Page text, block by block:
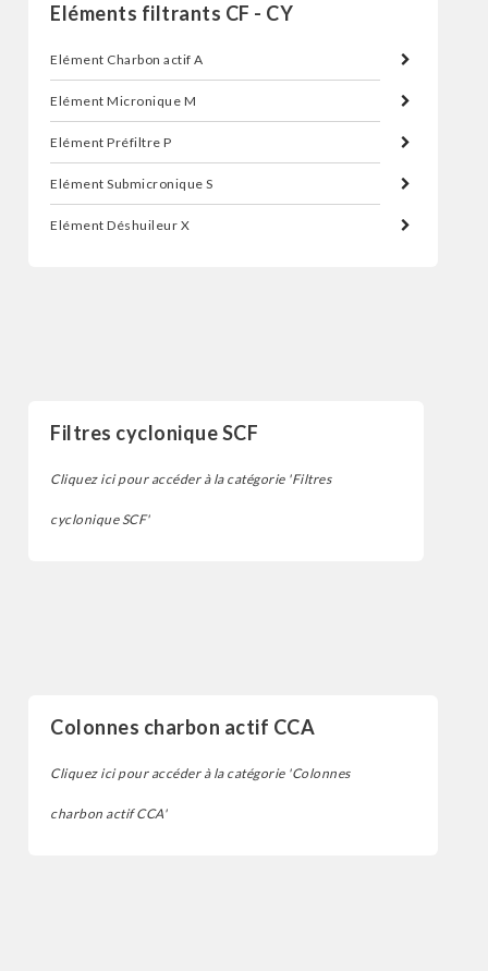
Eléments filtrants CF - CY
Elément Charbon actif A
Elément Micronique M
Elément Préfiltre P
Elément Submicronique S
Elément Déshuileur X
Filtres cyclonique SCF
Cliquez ici pour accéder à la catégorie 'Filtres
cyclonique SCF'
Colonnes charbon actif CCA
Cliquez ici pour accéder à la catégorie 'Colonnes
charbon actif CCA'